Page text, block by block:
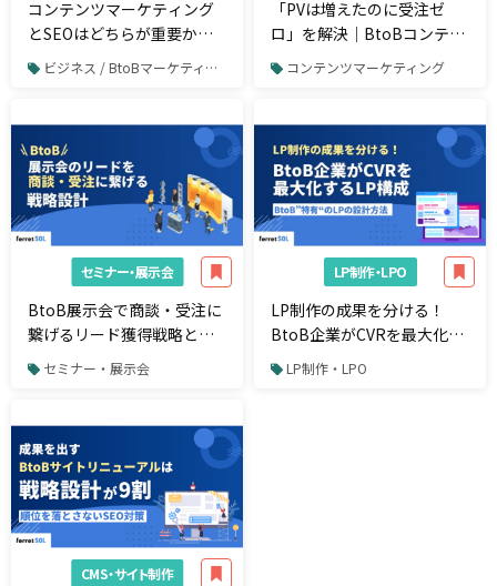
コンテンツマーケティング
とSEOはどちらが重要か？
BtoBマーケで成果を出す戦
略設計と実行ノウハウ
ビジネス / BtoBマーケティング
「PVは増えたのに受注ゼ
ロ」を解決｜BtoBコンテン
ツマーケの効果測定で見る
べき3つの指標
コンテンツマーケティング
セミナー・展示会
BtoB展示会で商談・受注に
繋げるリード獲得戦略と
は？セミナー・展示会
LP制作・LPO
LP制作の成果を分ける！
BtoB企業がCVRを最大化す
るLP構成とは？
LP制作・LPO
CMS・サイト制作